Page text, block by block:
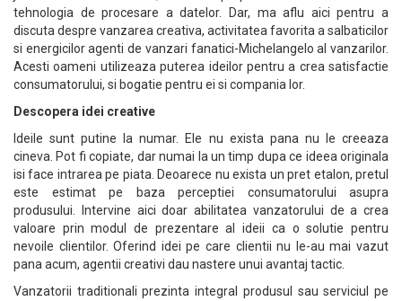
tehnologia de procesare a datelor. Dar, ma aflu aici pentru a
discuta despre vanzarea creativa, activitatea favorita a salbaticilor
si energicilor agenti de vanzari fanatici-Michelangelo al vanzarilor.
Acesti oameni utilizeaza puterea ideilor pentru a crea satisfactie
consumatorului, si bogatie pentru ei si compania lor.
Descopera idei creative
Ideile sunt putine la numar. Ele nu exista pana nu le creeaza
cineva. Pot fi copiate, dar numai la un timp dupa ce ideea originala
isi face intrarea pe piata. Deoarece nu exista un pret etalon, pretul
este estimat pe baza perceptiei consumatorului asupra
produsului. Intervine aici doar abilitatea vanzatorului de a crea
valoare prin modul de prezentare al ideii ca o solutie pentru
nevoile clientilor. Oferind idei pe care clientii nu le-au mai vazut
pana acum, agentii creativi dau nastere unui avantaj tactic.
Vanzatorii traditionali prezinta integral produsul sau serviciul pe